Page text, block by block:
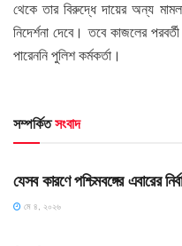
থেকে তার বিরুদ্ধে দায়ের অন্য
নিদের্শনা দেবে। তবে কাজলের
পারেননি পুলিশ কর্মকর্তা।
সম্পর্কিতসংবাদ
HOME POST
যেসব কারণে পশ্চিমবঙ্গের এবারের
মে ৪, ২০২৬